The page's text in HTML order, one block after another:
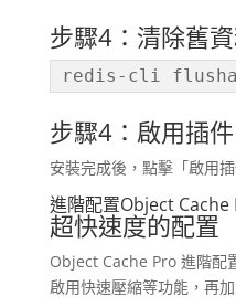
步驟4：清除舊
redis-cli
步驟4：啟用插件
安裝完成後，點擊「啟用插
進階配置Object Cache
超快速度的配置
Object Cache Pro 進階配
啟用快速壓縮等功能，再